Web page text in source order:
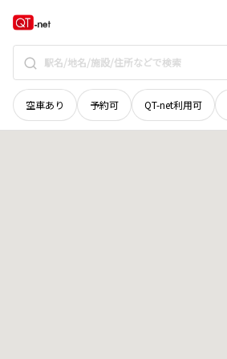
空車あり 予約可 QT-net利用可
山口県